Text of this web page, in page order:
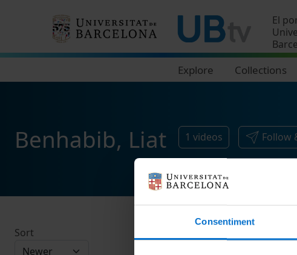
Consentiment
El
Explore Collections
Benhabib, Liat 1 videos Follow
Sort